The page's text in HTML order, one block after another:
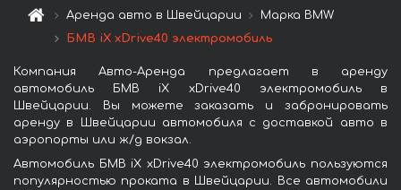
Аренда авто в Швейцарии
Марка BMW
БМВ iX xDrive40 электромобиль
Компания Авто-Аренда предлагает в аренду
автомобиль БМВ iX xDrive40 электромобиль в
Швейцарии. Вы можете заказать и забронировать
аренду в Швейцарии автомобиля с доставкой авто в
аэропорты или ж/д вокзал.
Автомобиль БМВ iX xDrive40 электромобиль пользуются
популярностью проката в Швейцарии. Все автомобили